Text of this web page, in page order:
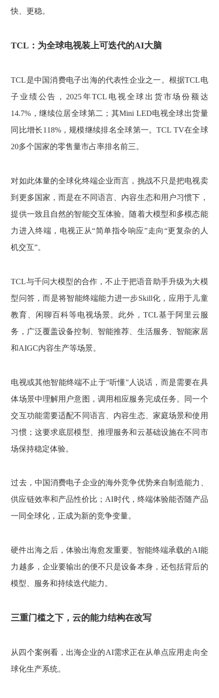
快、更稳。
TCL：为全球电视装上可迭代的AI大脑
TCL是中国消费电子出海的代表性企业之一。根据TCL电
子业绩公告，2025年TCL电视全球出货市场份额达
14.7%，继续位居全球第二；其Mini LED电视全球出货量
同比增长118%，规模继续排名全球第一。TCL TV在全球
20多个国家的零售量市占率排名前三。
对如此体量的全球化终端企业而言，挑战不只是把电视卖
到更多国家，而是在不同语言、内容生态和用户习惯下，
提供一致且自然的智能交互体验。随着大模型和多模态能
力进入终端，电视正从“简单指令响应”走向“更复杂的人
机交互”。
TCL与千问大模型的合作，不止于把语音助手升级为大模
型问答，而是将智能终端能力进一步Skill化，应用于儿童
教育、闲聊百科等电视场景。此外，TCL基于阿里云服
务，广泛覆盖设备控制、智能推荐、生活服务、智能家居
和AIGC内容生产等场景。
电视或其他智能终端不止于"听懂"人说话，而是需要在具
体场景中理解用户意图，调用相应服务完成任务。同一个
交互功能需要适配不同语言、内容生态、家庭场景和使用
习惯；这要求底层模型、推理服务和云基础设施在不同市
场保持稳定体验。
过去，中国消费电子企业的海外竞争优势来自制造能力、
供应链效率和产品性价比；AI时代，终端体验能否随产品
一同全球化，正成为新的竞争变量。
硬件出海之后，体验出海愈发重要。智能终端承载的AI能
力越多，企业要输出的便不只是设备本身，还包括背后的
模型、服务和持续迭代能力。
三重门槛之下，云的能力结构在改写
从四个案例看，出海企业的AI需求正在从单点应用走向全
球化生产系统。